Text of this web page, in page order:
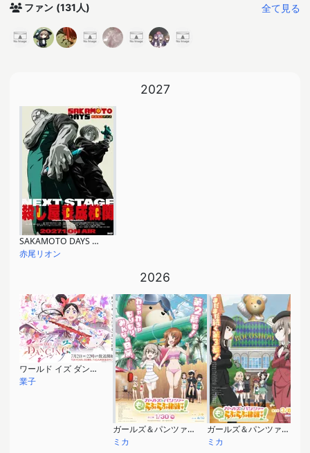
ファン (131人) 全て見る
2027
SAKAMOTO DAYS 第2期
赤尾リオン
2026
ワールド イズ ダンシング
業子
ガールズ＆パンツァー もっとらぶらぶ作戦です！第２幕
ミカ
ガールズ＆パンツァー もっとらぶらぶ作戦です！第３幕
ミカ